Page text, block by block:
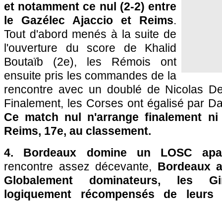
et notamment ce nul (2-2) entre
le Gazélec Ajaccio et Reims.
Tout d'abord menés à la suite de
l'ouverture du score de Khalid
Boutaïb (2e), les Rémois ont
ensuite pris les commandes de la
rencontre avec un doublé de Nicolas
Finalement, les Corses ont égalisé par
Ce match nul n'arrange finalement
Reims, 17e, au classement.
4. Bordeaux domine un LOSC
rencontre assez décevante, Bordeaux
Globalement dominateurs, les
logiquement récompensés de